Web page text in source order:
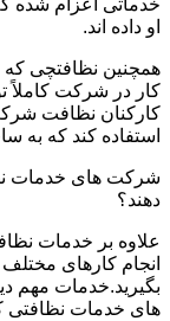
خدماتی اعزام شده
او داده اند.
همچنین نظافتچی
کار در شرکت کاملاً
کارکنان نظافت
استفاده کند که به
شرکت های خدمات
دهند؟
علاوه بر خدمات
انجام کارهای
بگیرید.خدمات مهم
های خدمات